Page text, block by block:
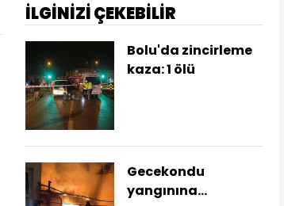
İLGİNİZİ ÇEKEBİLİR
Bolu'da zincirleme
kaza: 1 ölü
Gecekondu
yangınına